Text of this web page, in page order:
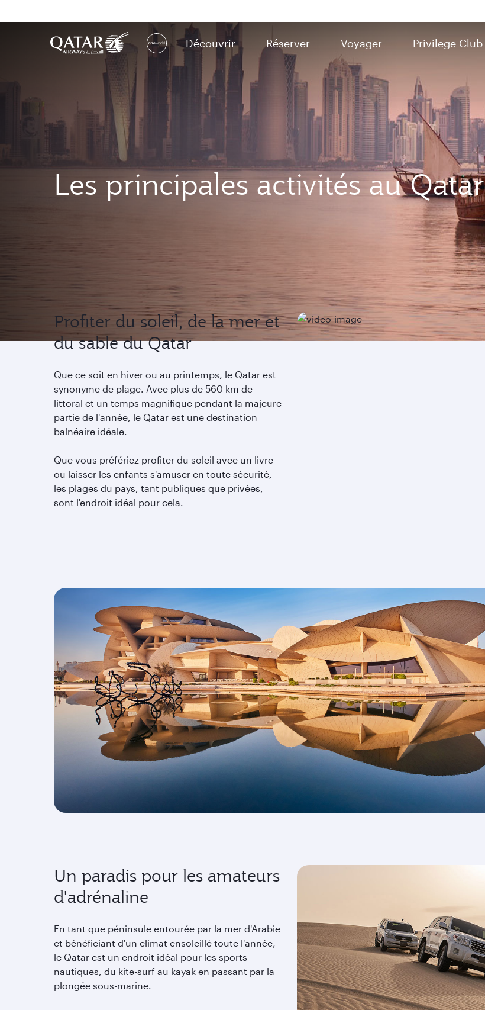
Découvrir
(active) Réserver Voyager Privilege Club
Les principales activités au Qatar
Profiter du soleil, de la mer et
du sable du Qatar
Que ce soit en hiver ou au printemps, le Qatar est
synonyme de plage. Avec plus de 560 km de
littoral et un temps magnifique pendant la majeure
partie de l'année, le Qatar est une destination
balnéaire idéale.
Que vous préfériez profiter du soleil avec un livre
ou laisser les enfants s'amuser en toute sécurité,
les plages du pays, tant publiques que privées,
sont l'endroit idéal pour cela.
Un paradis pour les amateurs
d'adrénaline
En tant que péninsule entourée par la mer d'Arabie
et bénéficiant d'un climat ensoleillé toute l'année,
le Qatar est un endroit idéal pour les sports
nautiques, du kite-surf au kayak en passant par la
plongée sous-marine.